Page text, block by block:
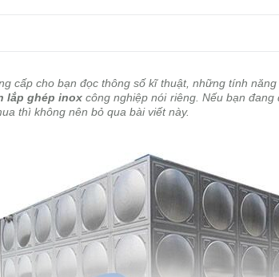
cấp cho bạn đọc thông số kĩ thuật, những tính
lắp ghép inox công nghiệp nói riêng. Nếu bạn
thì không nên bỏ qua bài viết này.